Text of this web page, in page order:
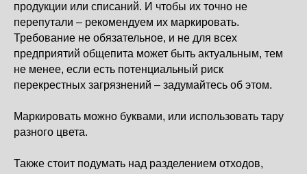
продукции или списаний. И чтобы их точно не
перепутали – рекомендуем их маркировать.
Требование не обязательное, и не для всех
предприятий общепита может быть актуальным, тем
не менее, если есть потенциальный риск
перекрестных загрязнений – задумайтесь об этом.
Маркировать можно буквами, или использовать тару
разного цвета.
Также стоит подумать над разделением отходов,